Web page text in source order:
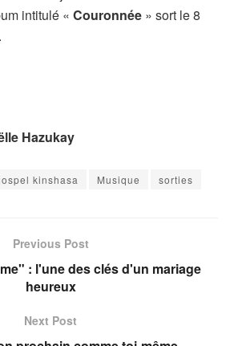
intitulé « Couronnée » sort le 8
Hazukay
kinshasa Musique sorties
Previous Post
: l'une des clés d'un mariage
heureux
Next Post